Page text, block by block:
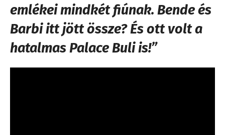
emlékei mindkét fiúnak. Bende és
Barbi itt jött össze? És ott volt a
hatalmas Palace Buli is!”